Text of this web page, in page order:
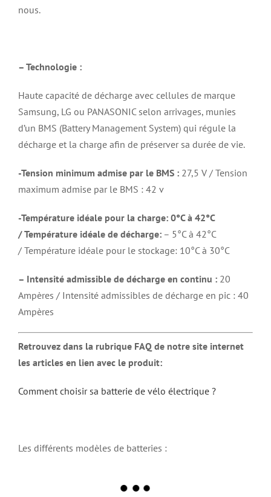
nous.
– Technologie :
Haute capacité de décharge avec cellules de marque
Samsung, LG ou PANASONIC selon arrivages, munies
d’un BMS (Battery Management System) qui régule la
décharge et la charge afin de préserver sa durée de vie.
-Tension minimum admise par le BMS :27,5 V / Tension
maximum admise par le BMS : 42 v
-Température idéale pour la charge: 0°C à 42°C
/ Température idéale de décharge:– 5°C à 42°C
/ Température idéale pour le stockage: 10°C à 30°C
– Intensité admissible de décharge en continu :20
Ampères / Intensité admissibles de décharge en pic : 40
Ampères
Retrouvez dans la rubrique FAQ de notre site internet
les articles en lien avec le produit:
Comment choisir sa batterie de vélo électrique ?
Les différents modèles de batteries :